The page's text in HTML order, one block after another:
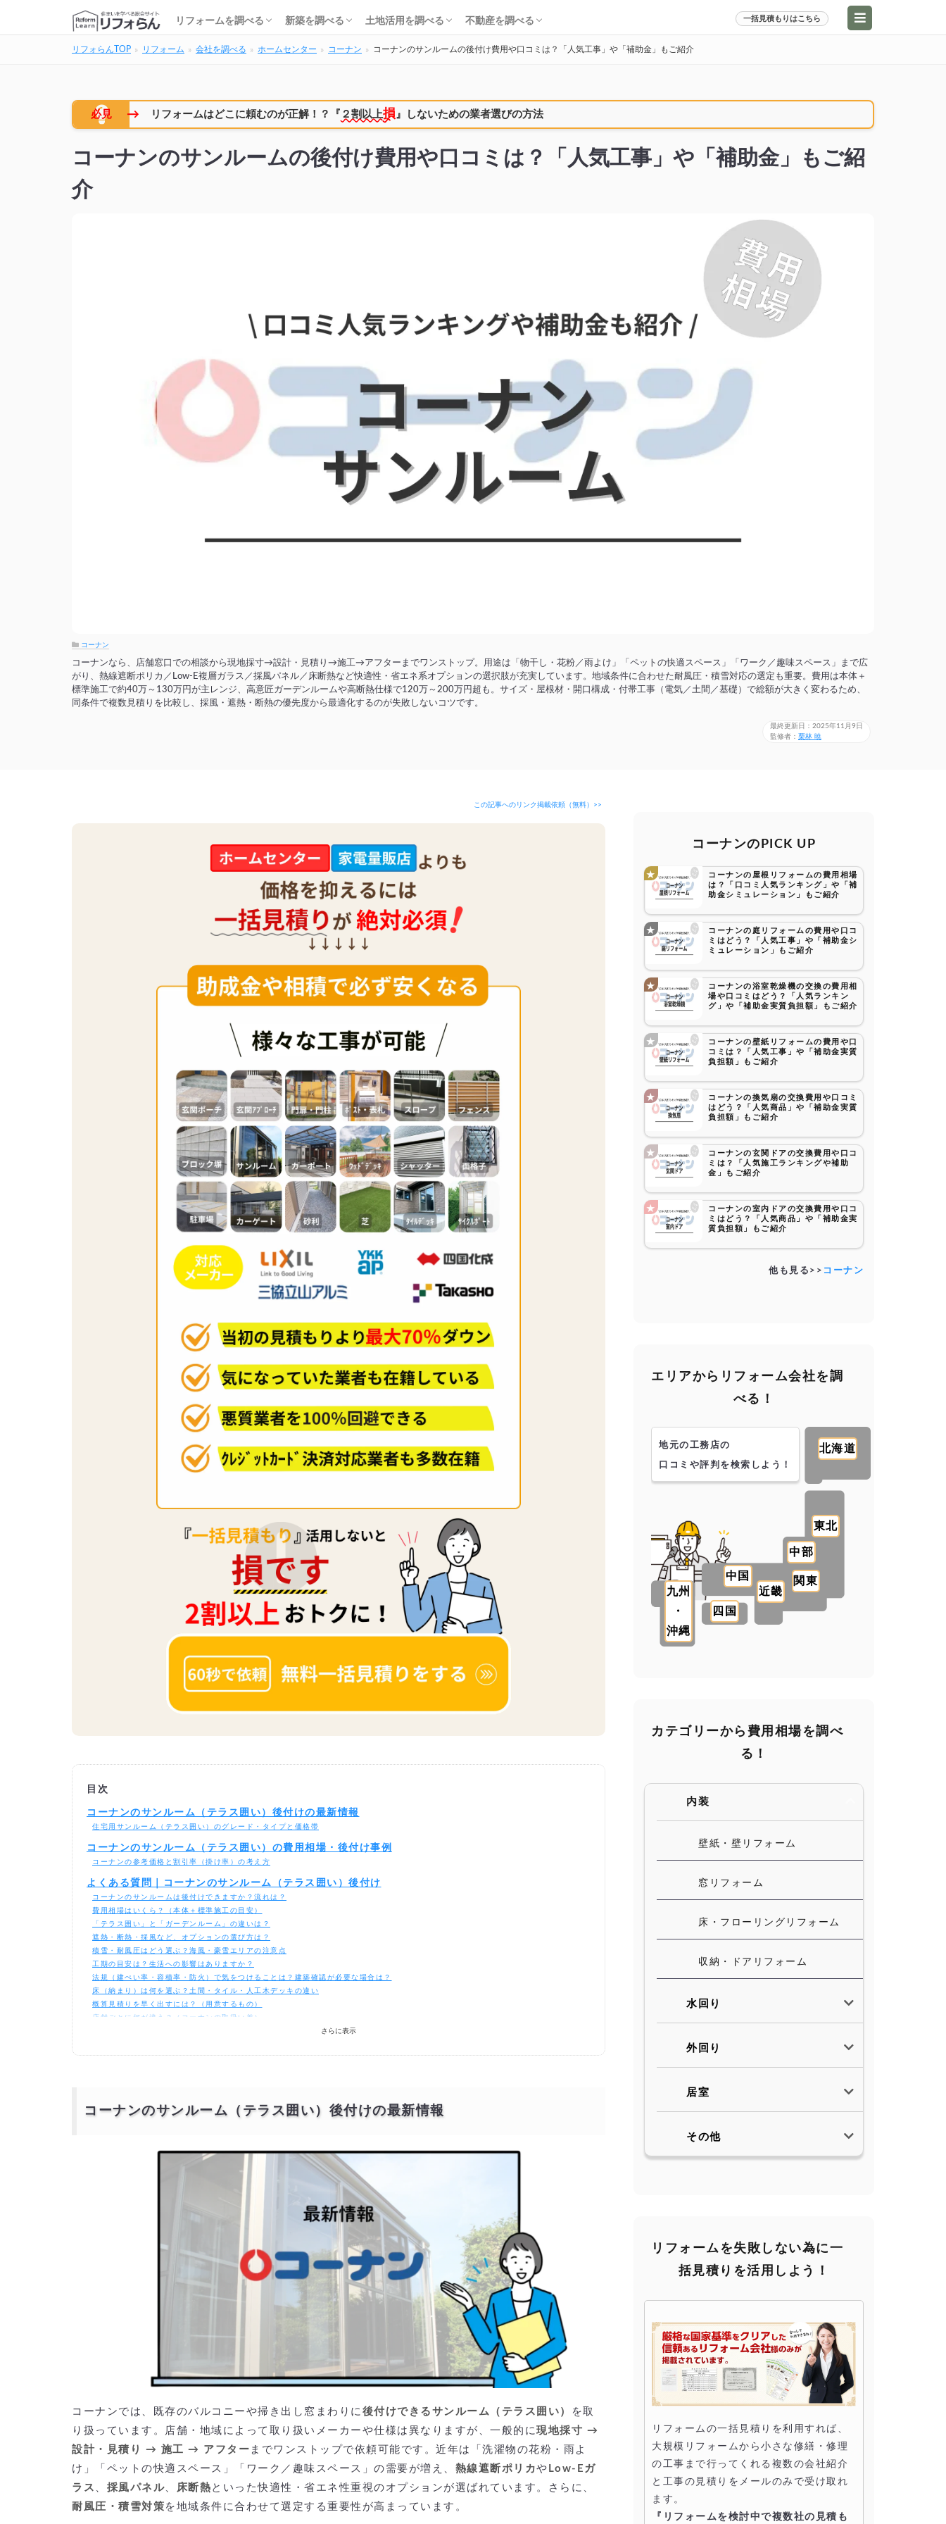
リフォームを調べる
基礎知識・費用を調べる
リフォーム会社を調べる
リフォームローンを調べる
保険・補助金を調べる
新築を調べる
基礎知識・費用を調べる
建築会社・工務店を調べる
家の解体を調べる
土地購入を調べる
住宅ローンを調べる
土地活用を調べる
基礎知識を調べる
土地活用会社を調べる
利回り・初期費用を調べる
不動産を調べる
不動産売却を調べる
不動産購入を調べる
不動産投資を調べる
一括見積もりはこちら
リフォらんTOP リフォーム 会社を調べる ホームセンター コーナン コーナンのサンルームの後付け費用や口コミは？「人気工事」や「補助金」もご紹介
必見 → リフォームはどこに頼むのが正解！？ 『 ２割以上損』しないための業者選びの方法
コーナンのサンルームの後付け費用や口コミは？「人気工事」や「補助金」もご紹
介
コーナン
コーナンなら、店舗窓口での相談から現地採寸→設計・見積り→施工→アフターまでワンストップ。用途は「物干し・花粉／雨よけ」「ペットの快適スペース」「ワーク／趣味スペース」まで広
がり、熱線遮断ポリカ／Low-E複層ガラス／採風パネル／床断熱など快適性・省エネ系オプションの選択肢が充実しています。地域条件に合わせた耐風圧・積雪対応の選定も重要。費用は本体＋
標準施工で約40万～130万円が主レンジ、高意匠ガーデンルームや高断熱仕様で120万～200万円超も。サイズ・屋根材・開口構成・付帯工事（電気／土間／基礎）で総額が大きく変わるため、
同条件で複数見積りを比較し、採風・遮熱・断熱の優先度から最適化するのが失敗しないコツです。
最終更新日：2025年11月9日
監修者： 栗林 暁
この記事へのリンク掲載依頼（無料）>>
目次
コーナンのサンルーム（テラス囲い）後付けの最新情報
住宅用サンルーム（テラス囲い）のグレード・タイプと価格帯
コーナンのサンルーム（テラス囲い）の費用相場・後付け事例
コーナンの参考価格と割引率（掛け率）の考え方
よくある質問｜コーナンのサンルーム（テラス囲い）後付け
コーナンのサンルームは後付けできますか？流れは？
費用相場はいくら？（本体＋標準施工の目安）
「テラス囲い」と「ガーデンルーム」の違いは？
遮熱・断熱・採風など、オプションの選び方は？
積雪・耐風圧はどう選ぶ？海風・豪雪エリアの注意点
工期の目安は？生活への影響はありますか？
法規（建ぺい率・容積率・防火）で気をつけることは？建築確認が必要な場合は？
床（納まり）は何を選ぶ？土間・タイル・人工木デッキの違い
概算見積りを早く出すには？（用意するもの）
店舗ごとに何が違う？（コーナンの取扱い差）
補助金・助成は使える？（省エネ・遮熱・断熱）
コーナンのサンルーム（テラス囲い）後付けの口コミと人気ランキング
コーナンのサンルーム後付け 人気ランキング
コーナン店舗経由（提携施工）に依頼する場合
補助金を活用するなら：一括見積もりサイトの活用が近道
さらに表示
コーナンのサンルーム（テラス囲い）後付けの最新情報
コーナンでは、既存のバルコニーや掃き出し窓まわりに 後付けできるサンルーム（テラス囲い）
を取
り扱っています。店舗・地域によって取り扱いメーカーや仕様は異なりますが、一般的に現地採寸 →
設計・見積り → 施工 → アフター までワンストップで依頼可能です。近年は「洗濯物の花粉・雨よ
け」「ペットの快適スペース」「ワーク／趣味スペース」の需要が増え、 熱線遮断ポリカや Low-Eガ
ラス 、 採風パネル、 床断熱 といった快適性・省エネ性重視のオプションが選ばれています。さらに、
耐風圧・積雪対策 を地域条件に合わせて選定する重要性が高まっています。
コーナンのPICK UP
コーナンの屋根リフォームの費用相場
は？「口コミ人気ランキング」や「補
助金シミュレーション」もご紹介
コーナンの庭リフォームの費用や口コ
ミはどう？「人気工事」や「補助金シ
ミュレーション」もご紹介
コーナンの浴室乾燥機の交換の費用相
場や口コミはどう？「人気ランキン
グ」や「補助金実質負担額」もご紹介
コーナンの壁紙リフォームの費用や口
コミは？「人気工事」や「補助金実質
負担額」もご紹介
コーナンの換気扇の交換費用や口コミ
はどう？「人気商品」や「補助金実質
負担額」もご紹介
コーナンの玄関ドアの交換費用や口コ
ミは？「人気施工ランキングや補助
金」もご紹介
コーナンの室内ドアの交換費用や口コ
ミはどう？「人気商品」や「補助金実
質負担額」もご紹介
他も見る>> コーナン
エリアからリフォーム会社を調
べる！
北海道
東北
関東
中部
近畿
中国
四国
九州
・
沖縄
地元の工務店の
口コミや評判を検索しよう！
カテゴリーから費用相場を調べ
る！
内装
壁紙・壁リフォーム
窓リフォーム
床・フローリングリフォーム
収納・ドアリフォーム
水回り
外回り
居室
その他
リフォームを失敗しない為に一
括見積りを活用しよう！
リフォームの一括見積りを利用すれば、
大規模リフォームから小さな修繕・修理
の工事まで行ってくれる複数の会社紹介
と工事の見積りをメールのみで受け取れ
ます。
『リフォームを検討中で複数社の見積も
基礎知識・費用を調べる
リフォーム会社を調べる
リフォームローンを調べる
保険・補助金を調べる 基礎知識・費用を調べる
建築会社・工務店を調べる
家の解体を調べる
土地購入を調べる
住宅ローンを調べる基礎知識を調べる
土地活用会社を調べる
利回り・初期費用を調べる不動産売却を調べる
不動産購入を調べる
不動産投資を調べる